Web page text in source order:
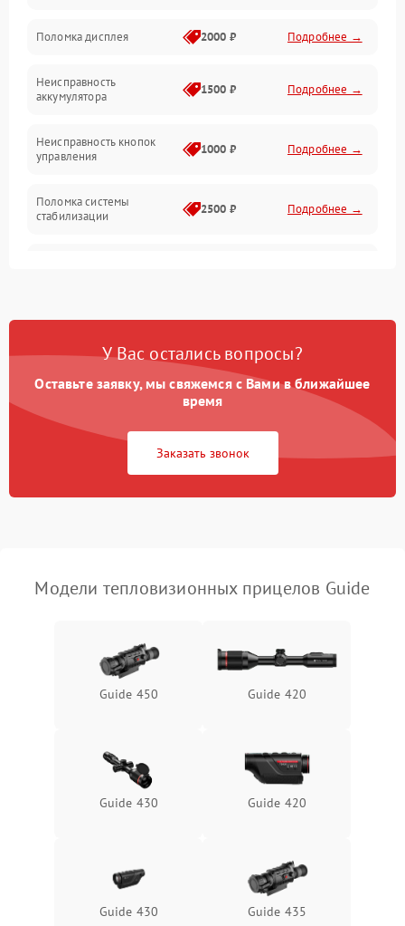
Поломка дисплея 2000 ₽ Подробнее →
Неисправность
аккумулятора
1500 ₽ Подробнее →
Неисправность кнопок
управления
1000 ₽ Подробнее →
Поломка системы
стабилизации
2500 ₽ Подробнее →
Неисправность системы
Поломка системы GPS 2000 ₽ Подробнее →
Повреждение системы
защиты от перегрузок
1500 ₽
автоматического
1500 ₽ Подробнее →
Неисправность системы
Подробнее →
Неисправность системы
защиты от замыкания
Подробнее →
Поломка системы защиты
от перенапряжения
Подробнее →
У Вас остались вопросы?
Оставьте заявку, мы свяжемся с Вами в ближайшее
время
Заказать звонок
Модели тепловизионных прицелов Guide
Guide 450 Guide 420
Guide 430 Guide 420
Guide 430 Guide 435